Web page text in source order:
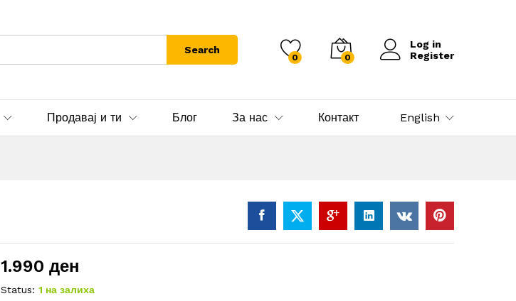
Search
0 0
Log in
Register
Продавај и ти Блог За нас Контакт English
1.990ден
Status: 1 на залиха